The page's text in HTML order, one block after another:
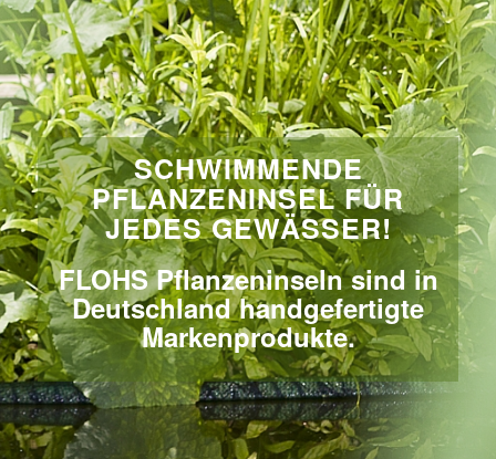
SCHWIMMENDE
PFLANZENINSEL FÜR
JEDES GEWÄSSER!
FLOHS Pflanzeninseln sind in
Deutschland handgefertigte
Markenprodukte.